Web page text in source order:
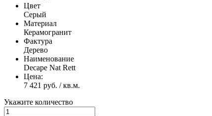
Цвет
Серый
Материал
Керамогранит
Фактура
Дерево
Наименование
Decape Nat Rett
Цена:
7 421 руб. / кв.м.
Укажите количество